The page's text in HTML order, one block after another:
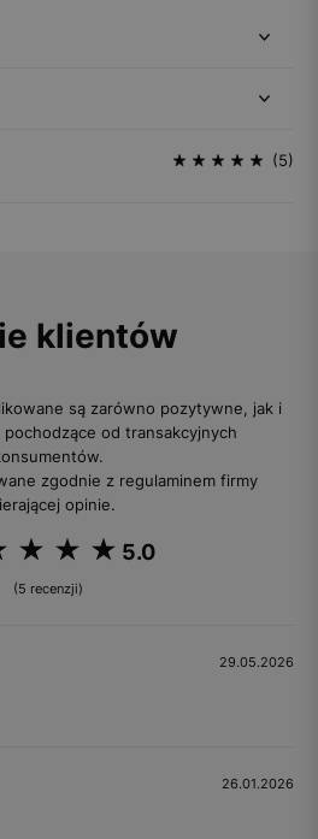
(5)
klientów
są zarówno pozytywne, jak i
od transakcyjnych
zgodnie z regulaminem firmy
opinie.
5.0
(5 recenzji)
29.05.2026
26.01.2026